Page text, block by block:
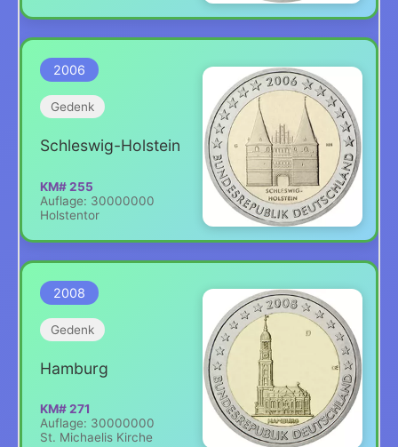
2006
Gedenk
Schleswig-Holstein
KM# 255
Auflage: 30000000
Holstentor
2008
Gedenk
Hamburg
KM# 271
Auflage: 30000000
St. Michaelis Kirche